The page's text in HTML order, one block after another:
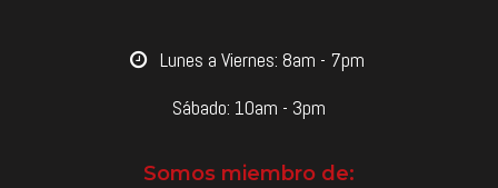
​Lunes a Viernes: 8am - 7pm
Sábado: 10am - 3pm
Somos miembro de: